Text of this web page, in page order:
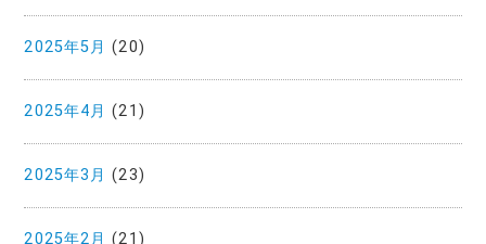
2025年5月 (20)
2025年4月 (21)
2025年3月 (23)
2025年2月 (21)